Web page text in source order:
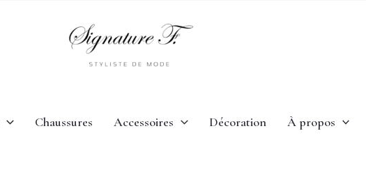
Chaussures Accessoires Décoration À propos